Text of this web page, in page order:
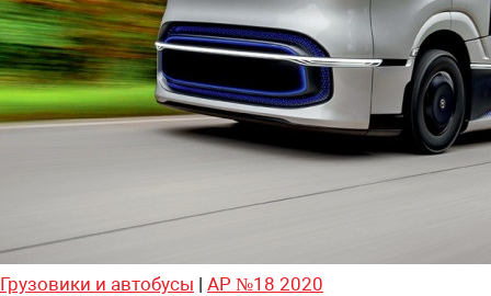
Грузовики и автобусы | АР №18 2020